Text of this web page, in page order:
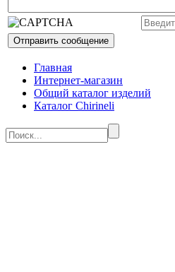
Главная
Интернет-магазин
Общий каталог изделий
Каталог Chirineli